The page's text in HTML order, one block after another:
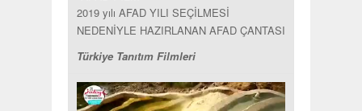
2019 yılı AFAD YILI SEÇİLMESİ
NEDENİYLE HAZIRLANAN AFAD ÇANTASI
Türkiye Tanıtım Filmleri